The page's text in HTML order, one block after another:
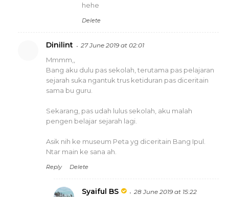
hehe
Delete
Dinilint 27 June 2019 at 02:01
Mmmm,,
Bang aku dulu pas sekolah, terutama pas pelajaran
sejarah suka ngantuk trus ketiduran pas diceritain
sama bu guru.
Sekarang, pas udah lulus sekolah, aku malah
pengen belajar sejarah lagi.
Asik nih ke museum Peta yg diceritain Bang Ipul.
Ntar main ke sana ah.
Reply Delete
Syaiful BS 28 June 2019 at 15:22